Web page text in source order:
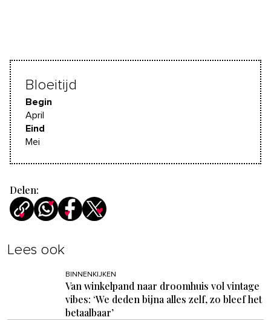
Bloeitijd
Begin
April
Eind
Mei
Delen:
Lees ook
BINNENKIJKEN
Van winkelpand naar droomhuis vol vintage
vibes: ‘We deden bijna alles zelf, zo bleef het
betaalbaar’